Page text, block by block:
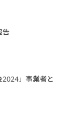
告
」事業者と